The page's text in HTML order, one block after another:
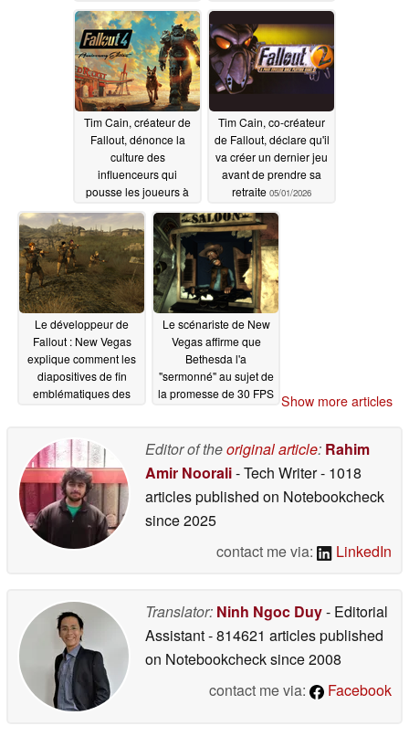
Tim Cain, créateur de
Fallout, dénonce la
culture des
influenceurs qui
pousse les joueurs à
jugement"05/05/2026
Tim Cain, co-créateur
de Fallout, déclare qu'il
va créer un dernier jeu
avant de prendre sa
retraite 05/01/2026
Le développeur de
Fallout : New Vegas
explique comment les
diapositives de fin
emblématiques des
: "C'est en grande
partie arbitraire"
04/28/2026
Le scénariste de New
Vegas affirme que
Bethesda l'a
"sermonné" au sujet de
la promesse de 30 FPS Show more articles
Editor of theoriginal article: Rahim
Amir Noorali- Tech Writer- 1018
articles published on Notebookcheck
since 2025
contact me via:
LinkedIn
Translator: Ninh Ngoc Duy- Editorial
Assistant- 814621 articles published
on Notebookchecksince 2008
contact me via:
Facebook